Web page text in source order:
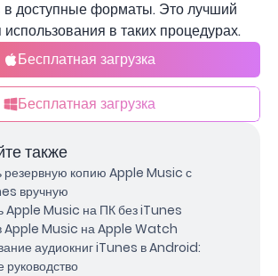
в доступные форматы. Это лучший
в таких процедурах.
Бесплатная загрузка
Бесплатная загрузка
также
резервную копию Apple Music с
вручную
Apple Music на ПК без iTunes
в Apple Music на Apple Watch
аудиокниг iTunes в Android: